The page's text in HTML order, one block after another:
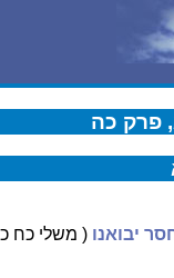
פרק כה
יבואנו ( משלי כח